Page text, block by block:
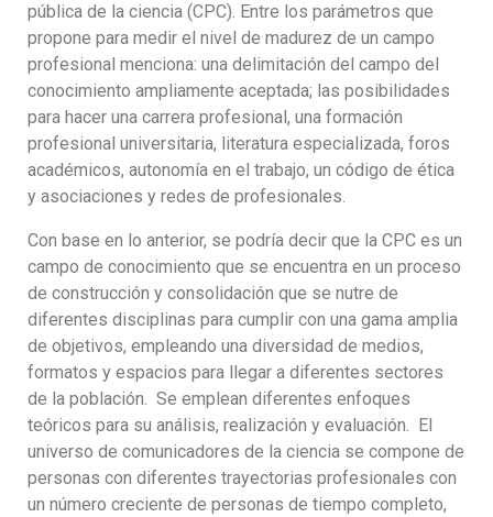
pública de la ciencia (CPC). Entre los parámetros que
propone para medir el nivel de madurez de un campo
profesional menciona: una delimitación del campo del
conocimiento ampliamente aceptada; las posibilidades
para hacer una carrera profesional, una formación
profesional universitaria, literatura especializada, foros
académicos, autonomía en el trabajo, un código de ética
y asociaciones y redes de profesionales.
Con base en lo anterior, se podría decir que la CPC es un
campo de conocimiento que se encuentra en un proceso
de construcción y consolidación que se nutre de
diferentes disciplinas para cumplir con una gama amplia
de objetivos, empleando una diversidad de medios,
formatos y espacios para llegar a diferentes sectores
de la población. Se emplean diferentes enfoques
teóricos para su análisis, realización y evaluación. El
universo de comunicadores de la ciencia se compone de
personas con diferentes trayectorias profesionales con
un número creciente de personas de tiempo completo,